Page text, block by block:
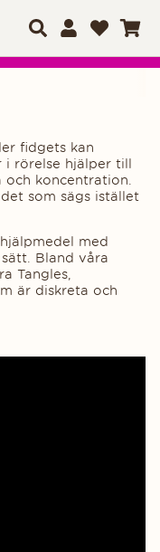
fidgets kan
i rörelse hjälper till
och koncentration.
som sägs istället
med
Bland våra
Tangles,
är diskreta och